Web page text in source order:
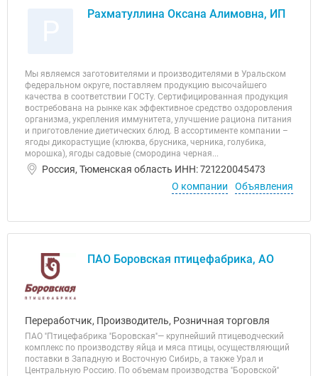
Рахматуллина Оксана Алимовна, ИП
Мы являемся заготовителями и производителями в Уральском
федеральном округе, поставляем продукцию высочайшего
качества в соответствии ГОСТу. Сертифицированная продукция
востребована на рынке как эффективное средство оздоровления
организма, укрепления иммунитета, улучшение рациона питания
и приготовление диетических блюд. В ассортименте компании –
ягоды дикорастущие (клюква, брусника, черника, голубика,
морошка), ягоды садовые (смородина черная...
Россия, Тюменская область ИНН: 721220045473
О компании
Объявления
ПАО Боровская птицефабрика, АО
Переработчик, Производитель, Розничная торговля
ПАО ''Птицефабрика ''Боровская''— крупнейший птицеводческий
комплекс по производству яйца и мяса птицы, осуществляющий
поставки в Западную и Восточную Сибирь, а также Урал и
Центральную Россию. По объемам производства ''Боровской''